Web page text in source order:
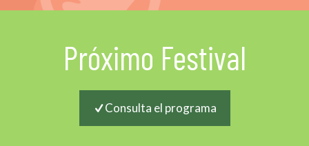
Próximo Festival
Consulta el programa